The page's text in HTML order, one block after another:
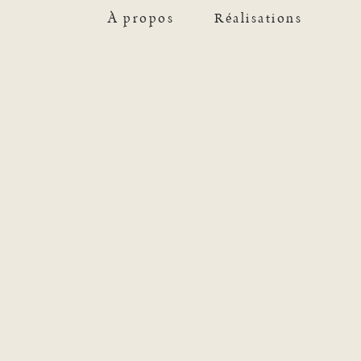
À propos Réalisations